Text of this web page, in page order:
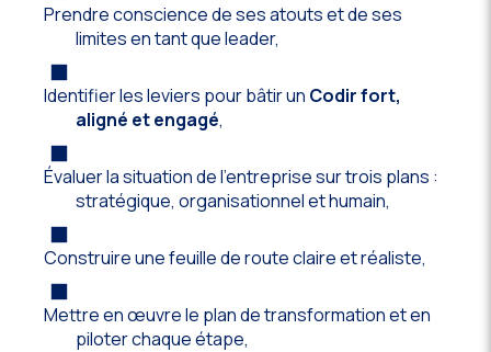
Prendre conscience de ses atouts et de ses
limites en tant que leader,
Identifier les leviers pour bâtir un Codir fort,
aligné et engagé,
Évaluer la situation de l’entreprise sur trois plans :
stratégique, organisationnel et humain,
Construire une feuille de route claire et réaliste,
Mettre en œuvre le plan de transformation et en
piloter chaque étape,